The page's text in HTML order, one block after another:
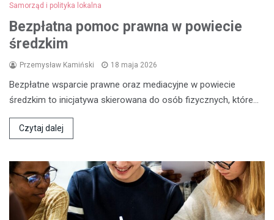
Samorząd i polityka lokalna
Bezpłatna pomoc prawna w powiecie
średzkim
Przemysław Kamiński 18 maja 2026
Bezpłatne wsparcie prawne oraz mediacyjne w powiecie
średzkim to inicjatywa skierowana do osób fizycznych, które…
Czytaj dalej